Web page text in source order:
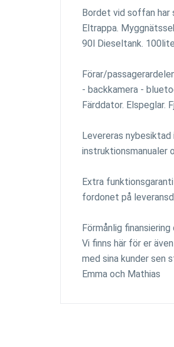
Bordet vid soffan
Eltrappa.
90l Dieseltank.
Förar/
- backkamera -
Färddator. Elspeglar.
Levereras
instruktionsmanualer
Extra
fordonet på
Förmånlig
Vi finns här för er
med sina kunder sen
Emma och Mathias